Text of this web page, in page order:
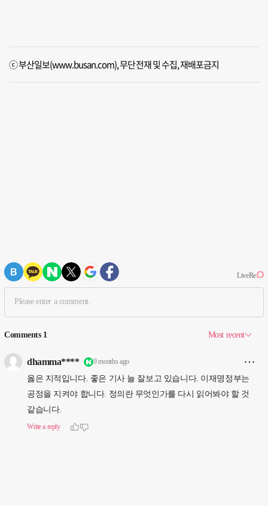
ⓒ 부산일보(www.busan.com), 무단전재 및 수집, 재배포금지